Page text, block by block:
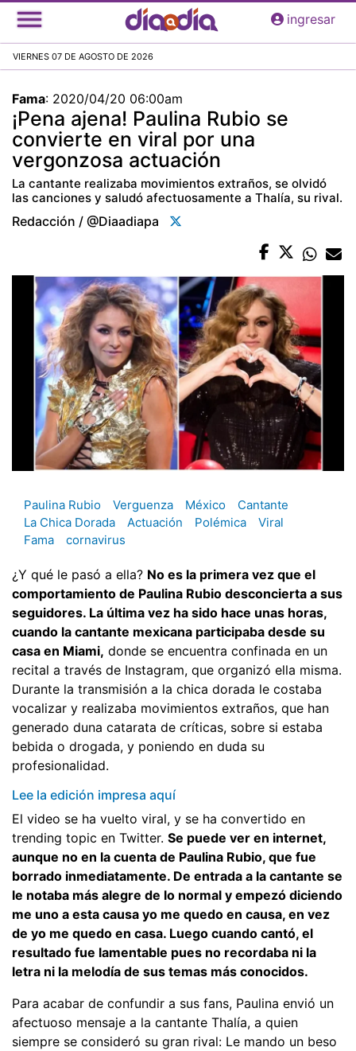
Pasar
al
principal
ingresar
VIERNES 07 DE AGOSTO DE 2026
Fama: 2020/04/20 06:00am
¡Pena ajena! Paulina Rubio se
convierte en viral por una
vergonzosa actuación
La cantante realizaba movimientos extraños, se olvidó
las canciones y saludó afectuosamente a Thalía, su rival.
Redacción / @diaadiapa
Paulina Rubio Verguenza México
Cantante
La Chica Dorada
Actuación Polémica
Viral
Fama
cornavirus
¿Y qué le pasó a ella? No es la primera vez que el
comportamiento de Paulina Rubio desconcierta a sus
seguidores. La última vez ha sido hace unas horas,
cuando la cantante mexicana participaba desde su
casa en Miami, donde se encuentra confinada en un
recital a través de Instagram, que organizó ella misma.
Durante la transmisión a la chica dorada le costaba
vocalizar y realizaba movimientos extraños, que han
generado duna catarata de críticas, sobre si estaba
bebida o drogada, y poniendo en duda su
profesionalidad.
Lee la edición impresa aquí
El video se ha vuelto viral, y se ha convertido en
trending topic en Twitter. Se puede ver en internet,
aunque no en la cuenta de Paulina Rubio, que fue
borrado inmediatamente. De entrada a la cantante se
le notaba más alegre de lo normal y empezó diciendo
me uno a esta causa yo me quedo en causa, en vez
de yo me quedo en casa. Luego cuando cantó, el
resultado fue lamentable pues no recordaba ni la
letra ni la melodía de sus temas más conocidos.
Para acabar de confundir a sus fans, Paulina envió un
afectuoso mensaje a la cantante Thalía, a quien
siempre se consideró su gran rival: Le mando un beso